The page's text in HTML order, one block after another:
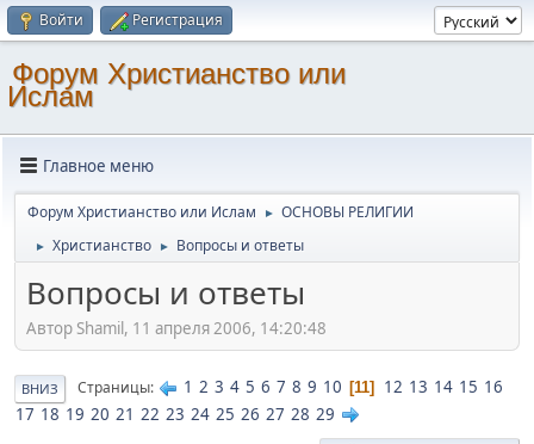
Войти Регистрация
Форум Христианство или
Ислам
Главное меню
Форум Христианство или Ислам ► ОСНОВЫ РЕЛИГИИ
► Христианство ► Вопросы и ответы
Вопросы и ответы
Автор Shamil, 11 апреля 2006, 14:20:48
ВНИЗ Страницы 1 2 3 4 5 6 7 8 9 10 11 12 13 14 15 16
17 18 19 20 21 22 23 24 25 26 27 28 29